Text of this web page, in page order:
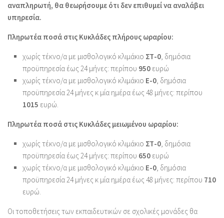
αναπληρωτή, θα θεωρήσουμε ότι δεν επιθυμεί να αναλάβει
υπηρεσία.
Πληρωτέα ποσά στις Κυκλάδες πλήρους ωραρίου:
χωρίς τέκνο/α με μισθολογικό κλιμάκιο ΣΤ-0, δημόσια
προϋπηρεσία έως 24 μήνες: περίπου 950 ευρώ
χωρίς τέκνο/α με μισθολογικό κλιμάκιο Ε-0, δημόσια
προϋπηρεσία 24 μήνες κ μία ημέρα έως 48 μήνες: περίπου
1015 ευρώ.
Πληρωτέα ποσά στις Κυκλάδες μειωμένου ωραρίου:
χωρίς τέκνο/α με μισθολογικό κλιμάκιο ΣΤ-0, δημόσια
προϋπηρεσία έως 24 μήνες: περίπου 650 ευρώ
χωρίς τέκνο/α με μισθολογικό κλιμάκιο Ε-0, δημόσια
προϋπηρεσία 24 μήνες κ μία ημέρα έως 48 μήνες: περίπου 710
ευρώ.
Οι τοποθετήσεις των εκπαιδευτικών σε σχολικές μονάδες θα